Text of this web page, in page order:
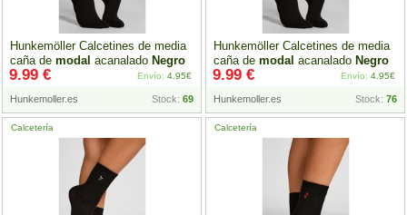
Hunkemöller Calcetines de media
caña de modal acanalado Negro
Hunkemoller.es Stock: 69
9.99 € Envío: 4.95€
Hunkemöller Calcetines de media
caña de modal acanalado Negro
Hunkemoller.es Stock: 76
9.99 € Envío: 4.95€
Calcetería Calcetería